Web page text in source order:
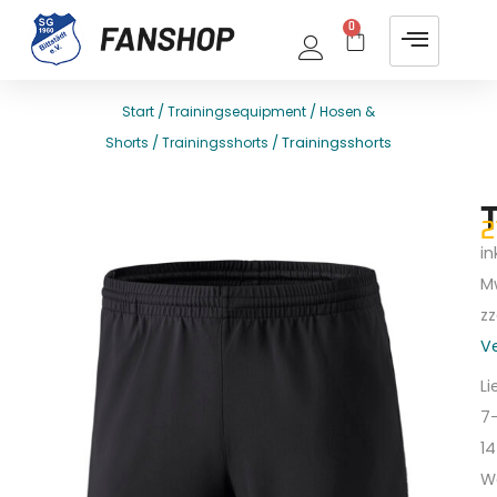
0
Start /Trainingsequipment /Hosen &
Shorts /Trainingsshorts / Trainingsshorts
14